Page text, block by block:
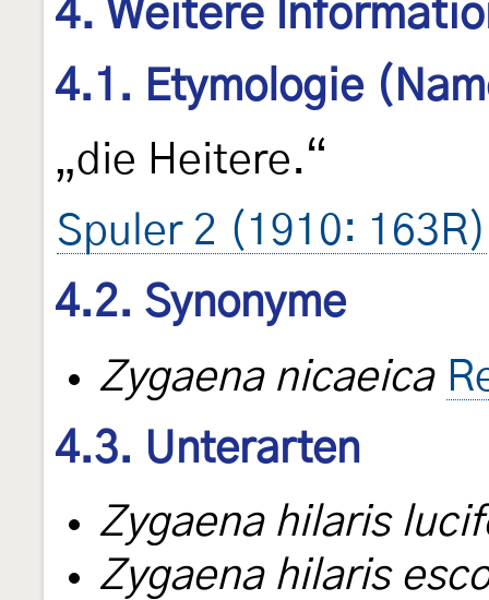
4. Weitere
4.1. Etymologie
„die Heitere.“
Spuler 2 (1910: 163R)
4.2. Synonyme
Zygaena nicaeica
4.3. Unterarten
Zygaena hilaris
Zygaena hilaris